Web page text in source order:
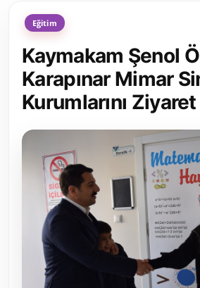
Siyasi Partiler
Yerel Yönetimler
Mülki İdare
Toplum ve Yaşam
Sivil Toplum Kuruluşları
Kamu Kurumları ve Üst Kurullar
Resmi Reklamlar
Eğitim
Kaymakam Şenol
Karapınar Mimar
Kurumlarını